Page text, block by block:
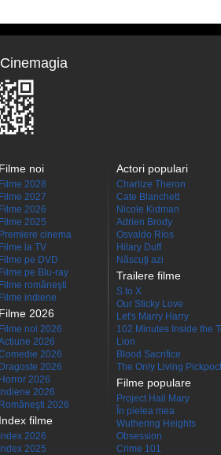
Filme noi
Filme 2028
Filme 2027
Filme 2026
Filme 2025
Premiere cinema
Filme la TV
Filme pe DVD
Filme pe Blu-ray
Filme româneşti
Filme indiene
Filme 2026
Filme noi 2026
2026
2026
Dragoste 2026
Horror 2026
Indiene 2026
Româneşti 2026
Index filme
Index 2026
Index 2025
Actori populari
Charlize Theron
Cate Blanchett
Nicole Kidman
Adrien Brody
Osvaldo Ríos
Hilary Duff
Născuţi azi
Trailere filme
S to X
Our Sticky Love
Let's Marry Harry
102 Minutes Inside the
Lion
Blood Sacrifice
The Only Living
Filme populare
Project Hail Mary
În pielea mea
Wuthering Heights
Obsession
Crime 101